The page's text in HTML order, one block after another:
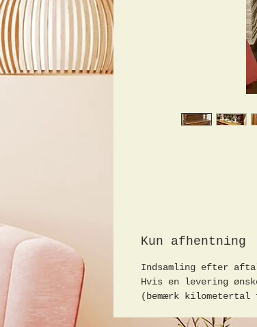
Kun afhentning
Indsamling efter
Hvis en levering
(bemærk kilometertal